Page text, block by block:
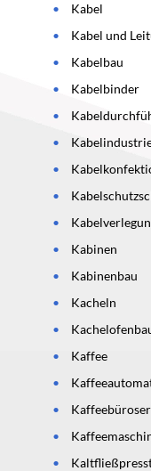
Kabel
Kabel und
Kabelbau
Kabelbinder
Kabinen
Kabinenbau
Kacheln
Kaffee